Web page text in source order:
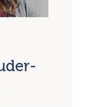
durch
und